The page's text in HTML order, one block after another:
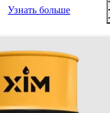
Узнать больше